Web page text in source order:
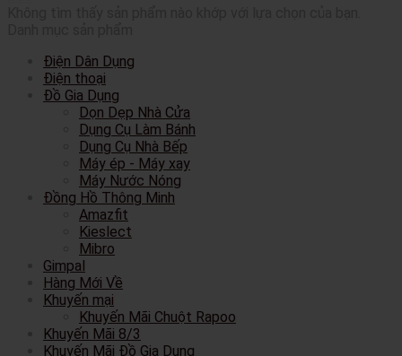
Điện Dân Dụng
Điện thoại
Đồ Gia Dụng
Dọn Dẹp Nhà Cửa
Dụng Cụ Làm Bánh
Dụng Cụ Nhà Bếp
Máy ép - Máy xay
Máy Nước Nóng
Đồng Hồ Thông Minh
Amazfit
Kieslect
Mibro
Gimpal
Hàng Mới Về
Khuyến mại
Khuyến Mãi Chuột Rapoo
Khuyến Mãi 8/3
Khuyến Mãi Đồ Gia Dụng